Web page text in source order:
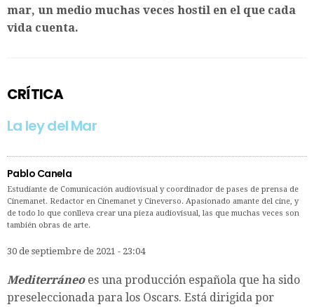
mar, un medio muchas veces hostil en el que cada
vida cuenta.
CRÍTICA
La ley del Mar
Pablo Canela
Estudiante de Comunicación audiovisual y coordinador de pases de prensa de
Cinemanet. Redactor en Cinemanet y Cineverso. Apasionado amante del cine, y
de todo lo que conlleva crear una pieza audiovisual, las que muchas veces son
también obras de arte.
30 de septiembre de 2021 - 23:04
Mediterráneoes una producción española que ha sido
preseleccionada para los Oscars. Está dirigida por